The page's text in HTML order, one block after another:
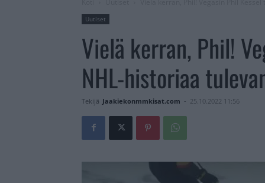
Uutiset
Vielä kerran, Phil!
NHL-historiaa
Tekijä Jaakiekonmmkisat.com - 25.10.2022 11:56